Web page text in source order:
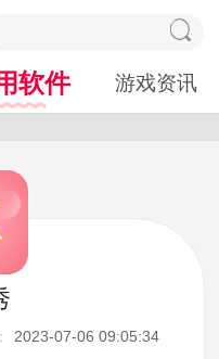
软件 游戏资讯
2023-07-06 09:05:34